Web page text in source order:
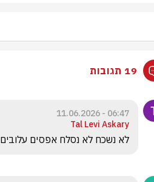
19 תגובות
06:47 - 11.06.2026
Tal Levi Askary
לא נשכח לא נסלח אפסים עלובים